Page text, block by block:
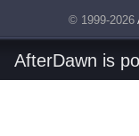
© 1999-2026
AfterDawn is